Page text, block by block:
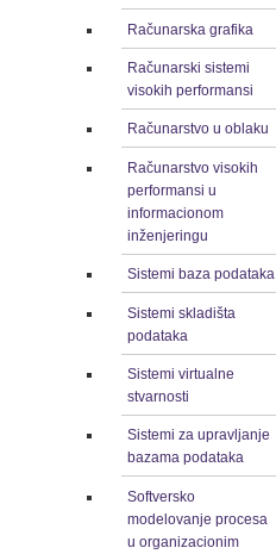
Računarska grafika
Računarski sistemi
visokih performansi
Računarstvo u oblaku
Računarstvo visokih
performansi u
informacionom
inženjeringu
Sistemi baza podataka
Sistemi skladišta
podataka
Sistemi virtualne
stvarnosti
Sistemi za upravljanje
bazama podataka
Softversko
modelovanje procesa
u organizacionim